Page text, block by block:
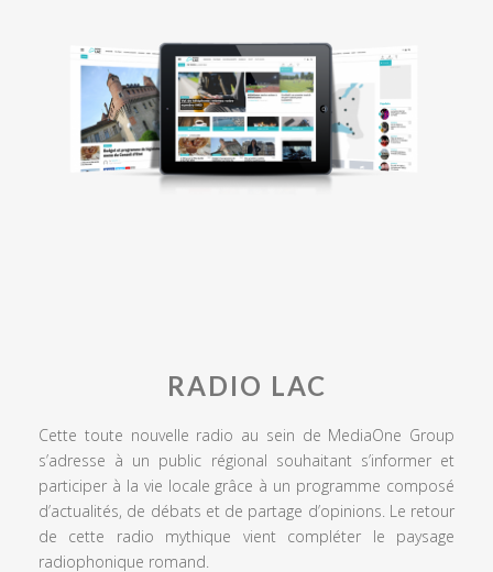
RADIO LAC
Cette toute nouvelle radio au sein de MediaOne Group
s’adresse à un public régional souhaitant s’informer et
participer à la vie locale grâce à un programme composé
d’actualités, de débats et de partage d’opinions. Le retour
de cette radio mythique vient compléter le paysage
radiophonique romand.